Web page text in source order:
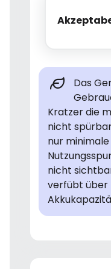
Das
Kratzer die
nicht
nur
nicht
verfübt über